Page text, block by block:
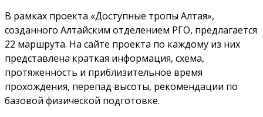
В рамках проекта «Доступные тропы Алтая»,
созданного Алтайским отделением РГО, предлагается
22 маршрута. На сайте проекта по каждому из них
представлена краткая информация, схема,
протяженность и приблизительное время
прохождения, перепад высоты, рекомендации по
базовой физической подготовке.